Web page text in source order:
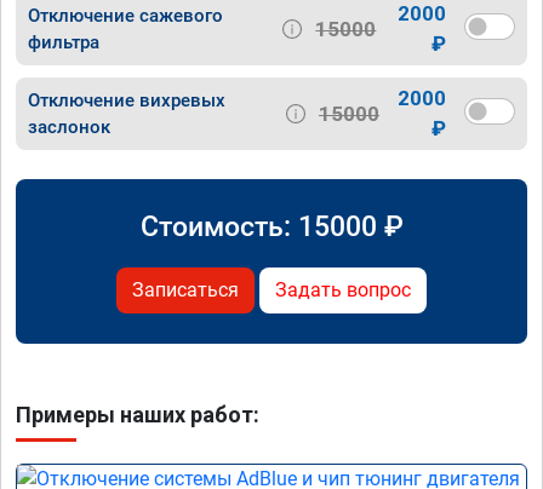
Отключение сажевого
фильтра
15000
2000
₽
Отключение вихревых
заслонок
15000
2000
₽
Стоимость: 15000 ₽
Записаться Задать вопрос
Примеры наших работ: